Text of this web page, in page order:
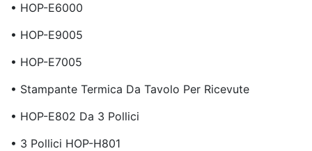
• HOP-E6000
• HOP-E9005
• HOP-E7005
• Stampante Termica Da Tavolo Per Ricevute
• HOP-E802 Da 3 Pollici
• 3 Pollici HOP-H801